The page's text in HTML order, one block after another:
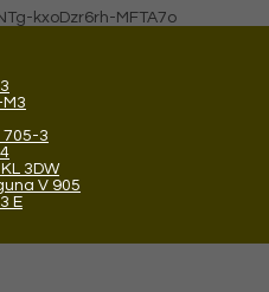
kxoDzr6rh-MFTA7o
705-3
3DW
V 905
E